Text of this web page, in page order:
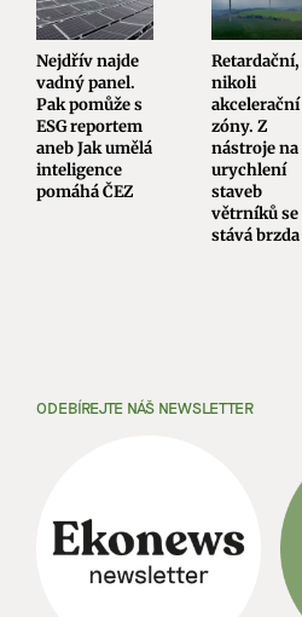
Nejdřív najde
vadný panel.
Pak pomůže s
ESG reportem
aneb Jak umělá
inteligence
pomáhá ČEZ
Retardační,
nikoli
akcelerační
zóny. Z
nástroje na
urychlení
staveb
větrníků se
stává brzda
ODEBÍREJTE NÁŠ NEWSLETTER